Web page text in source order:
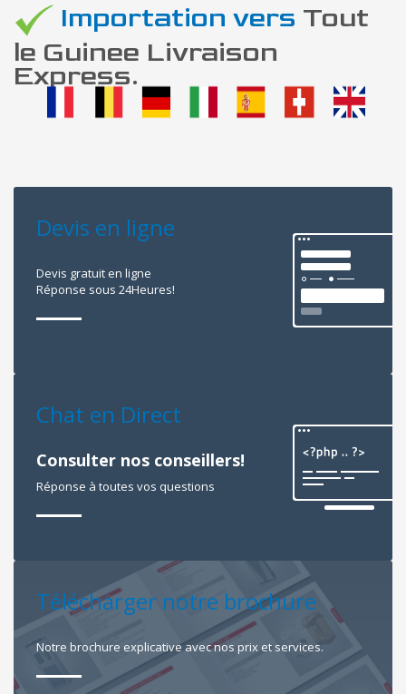
Importation vers Tout
le Guinee Livraison
Express.
Devis en ligne
Devis gratuit en ligne
Réponse sous 24Heures!
Chat en Direct
Consulter nos conseillers!
Réponse à toutes vos questions
Télécharger notre brochure
Notre brochure explicative avec nos prix et services.